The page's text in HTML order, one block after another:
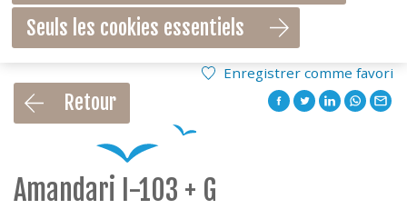
Enregistrer comme favori
Retour
Amandari I-103 + G
Seuls les cookies essentiels